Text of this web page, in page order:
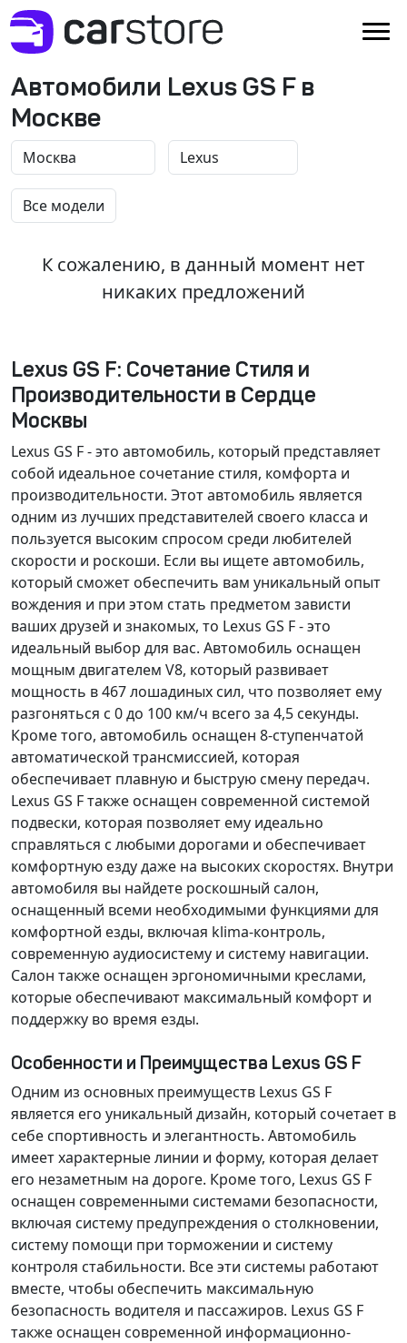
Автомобили Lexus GS F в
Москве
К сожалению, в данный момент нет
никаких предложений
Lexus GS F: Сочетание Стиля и
Производительности в Сердце
Москвы
Lexus GS F - это автомобиль, который представляет
собой идеальное сочетание стиля, комфорта и
производительности. Этот автомобиль является
одним из лучших представителей своего класса и
пользуется высоким спросом среди любителей
скорости и роскоши. Если вы ищете автомобиль,
который сможет обеспечить вам уникальный опыт
вождения и при этом стать предметом зависти
ваших друзей и знакомых, то Lexus GS F - это
идеальный выбор для вас. Автомобиль оснащен
мощным двигателем V8, который развивает
мощность в 467 лошадиных сил, что позволяет ему
разгоняться с 0 до 100 км/ч всего за 4,5 секунды.
Кроме того, автомобиль оснащен 8-ступенчатой
автоматической трансмиссией, которая
обеспечивает плавную и быструю смену передач.
Lexus GS F также оснащен современной системой
подвески, которая позволяет ему идеально
справляться с любыми дорогами и обеспечивает
комфортную езду даже на высоких скоростях. Внутри
автомобиля вы найдете роскошный салон,
оснащенный всеми необходимыми функциями для
комфортной езды, включая klima-контроль,
современную аудиосистему и систему навигации.
Салон также оснащен эргономичными креслами,
которые обеспечивают максимальный комфорт и
поддержку во время езды.
Особенности и Преимущества Lexus GS F
Одним из основных преимуществ Lexus GS F
является его уникальный дизайн, который сочетает в
себе спортивность и элегантность. Автомобиль
имеет характерные линии и форму, которая делает
его незаметным на дороге. Кроме того, Lexus GS F
оснащен современными системами безопасности,
включая систему предупреждения о столкновении,
систему помощи при торможении и систему
контроля стабильности. Все эти системы работают
вместе, чтобы обеспечить максимальную
безопасность водителя и пассажиров. Lexus GS F
также оснащен современной информационно-